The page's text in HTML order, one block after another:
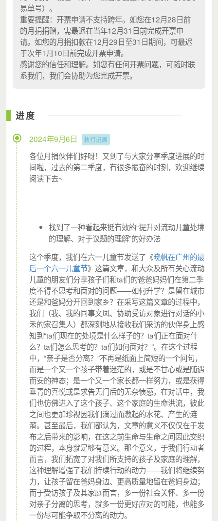
城市支教志愿者邓莉在社区开展活动
邓莉强烈地感受到，许多城中村的孩子，其实不缺吃喝，缺
的是精神上的交流，缺的是陪伴。城市支教志愿者来做活
动，就是一种陪伴。“小孩子是有感受力的，我用真心给他
们讲故事，和他们相处，小朋友能感受得到，他们喜欢这种
陪伴。”
流动儿童是城市的未来，关心流动儿童就是关心城市的
未来。
有人，有爱，才有家。城市支教正在培育一批“流动儿童
成长的温暖守护者”，盘活城中村社区资源和社区中心、
图书馆、村祠堂等公共空间，在陪伴流动儿童的过程
中，也成为社区营造的一分子，为社区营造儿童友好的
公共空间。
易单号）。
重要提醒：开票申请不支持跨年。如您在12月28日前
的月捐捐赠，需最迟在当年12月31日前完成开票申
请。如您的月捐扣款在12月29日至31日期间，可最迟
于次年1月10日前完成开票申请。
感谢您的信任和理解。如您有任何开票问题，可随时联
系我们，我们会协助为您完成开票。
进度
2024年9月6日 执行进展
各位月捐伙伴们好呀！又到了与大家分享季度进展的时
间啦，过去的第二季度，有很多振奋的时刻，欢迎继续
阅读下去~
找到了一种看起来挺有效的“提升对流动儿童处境
的理解、对于议题的理解”的好办法
这个季度，我们在六一儿童节发送了《晓帆在广州的最
后一个六一儿童节》这篇文章，和大众及所有关心流动
儿童的朋友们分享孩子们和ta们的爸爸妈妈们在第二季
度不得不思考和面对的问题——如何升学？是留在城市
还是和爸妈分开回到家乡？在采写这篇文章的过程中，
我们（我、我的同事文凤、协助受访对象进行对话的小
禾的家召集人）都深刻地从接收我们采访的伙伴身上感
知到“ta们现在的处境是什么样子的？ta们正在面对什
么？ta们怎么思考的？ta们如何面对？”。在这个过程
中，“亲子是否分离？”不再是纸面上简短的一个问句，
而是一个又一个孩子带着迷茫的，或是不甘心或是随遇
而安的神态；是一个又一个家长都一样努力，或是获得
垂青的喜悦或是求告无门后的无奈愤懑。在对话中，我
们也仿佛进入了这个孩子、这个家庭的生命洪流，彼此
之间也更加珍视因我们淌过而激起的水花、产生的涟
漪。甚至最后，我们都认为，文章的意义不仅仅在于发
布之后带来的影响，在这之前生命与生命之间因此交织
的过程，本身就足够有意义。那个意义，于我们行动者
而言，我们拓宽了对我们所支持的孩子及家庭的理解，
这种理解增强了我们持续行动的动力——我们将继续努
力，让孩子留在爸妈身边、更高质量地留在爸妈身边；
而于受访孩子及其家庭而言，多一份社会关怀、多一份
对亲子分离的思考，就多一份更好应对的可能，也能多
一份尽可能争取不分离的动力。